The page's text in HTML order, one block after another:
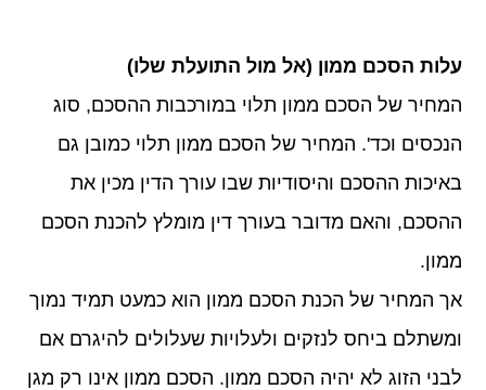
עלות הסכם ממון (אל מול התועלת שלו)
המחיר של הסכם ממון תלוי במורכבות ההסכם, סוג
הנכסים וכד'. המחיר של הסכם ממון תלוי כמובן גם
באיכות ההסכם והיסודיות שבו עורך הדין מכין את
ההסכם, והאם מדובר בעורך דין מומלץ להכנת הסכם
ממון.
אך המחיר של הכנת הסכם ממון הוא כמעט תמיד נמוך
ומשתלם ביחס לנזקים ולעלויות שעלולים להיגרם אם
לבני הזוג לא יהיה הסכם ממון. הסכם ממון אינו רק מגן